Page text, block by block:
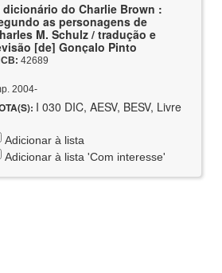
dicionário do Charlie Brown :
as personagens de
M. Schulz / tradução e
[de] Gonçalo Pinto
42689
2004-
I 030 DIC, AESV, BESV, Livre
Adicionar à lista
Adicionar à lista 'Com interesse'